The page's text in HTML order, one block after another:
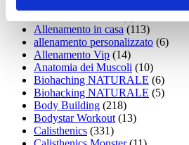
Allenamento in casa (113)
allenamento personalizzato (6)
Allenamento Vip (14)
Anatomia dei Muscoli (10)
Biohaching NATURALE (6)
Biohacking NATURALE (5)
Body Building (218)
Bodystar Workout(13)
Calisthenics (331)